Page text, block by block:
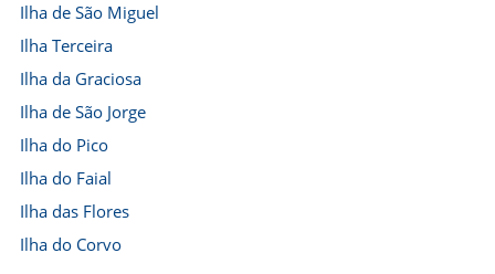
Ilha de São Miguel
Ilha Terceira
Ilha da Graciosa
Ilha de São Jorge
Ilha do Pico
Ilha do Faial
Ilha das Flores
Ilha do Corvo